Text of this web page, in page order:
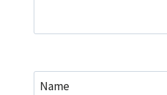
Name